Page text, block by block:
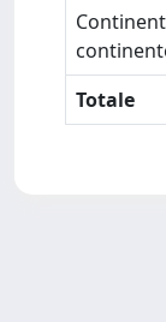
Totale